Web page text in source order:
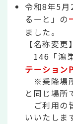
令和8年5月
るーと」の
ました。
【名称変更】
146「鴻
テーション
※乗降場
と同じ場所
ご利用の
いいたしま